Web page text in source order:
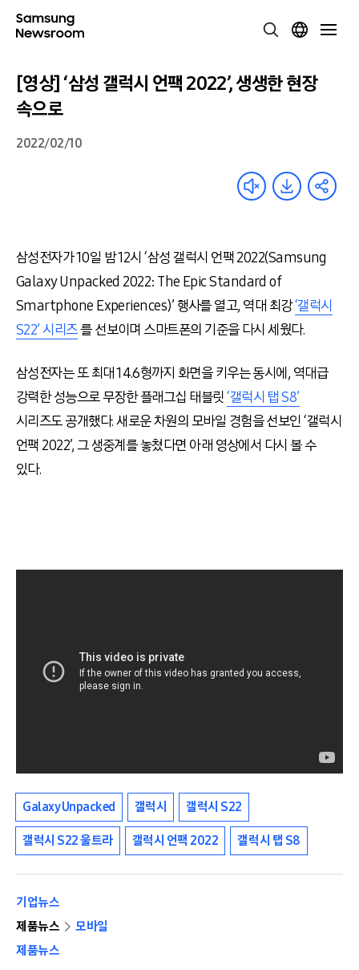
[영상] ‘삼성 갤럭시 언팩 2022’, 생생한 현장
속으로
2022/02/10
삼성전자가 10일 밤 12시 ‘삼성 갤럭시 언팩 2022(Samsung
Galaxy Unpacked 2022: The Epic Standard of
Smartphone Experiences)’ 행사를 열고, 역대 최강‘갤럭시
S22’ 시리즈를 선보이며 스마트폰의 기준을 다시 세웠다.
삼성전자는 또 최대 14.6형까지 화면을 키우는 동시에, 역대급
강력한 성능으로 무장한 플래그십 태블릿‘갤럭시 탭 S8’
시리즈도 공개했다. 새로운 차원의 모바일 경험을 선보인 ‘갤럭시
언팩 2022’, 그 생중계를 놓쳤다면 아래 영상에서 다시 볼 수
있다.
Galaxy Unpacked 갤럭시 갤럭시 S22
갤럭시 S22 울트라 갤럭시 언팩 2022 갤럭시 탭 S8
기업뉴스
제품뉴스
모바일
제품뉴스